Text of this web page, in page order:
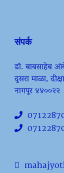
संपर्क
डॉ. बाबसाहेब
दुसरा माळा,
नागपूर ४४००२२